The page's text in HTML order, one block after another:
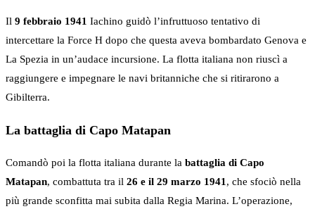
Il 9 febbraio 1941 Iachino guidò l’infruttuoso tentativo di
intercettare la Force H dopo che questa aveva bombardato Genova e
La Spezia in un’audace incursione. La flotta italiana non riuscì a
raggiungere e impegnare le navi britanniche che si ritirarono a
Gibilterra.
La battaglia di Capo Matapan
Comandò poi la flotta italiana durante la battaglia di Capo
Matapan, combattuta tra il 26 e il 29 marzo 1941 , che sfociò nella
più grande sconfitta mai subita dalla Regia Marina. L’operazione,